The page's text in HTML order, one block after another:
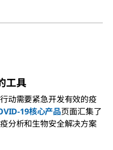
工具
动需要紧急开发有效的疫
19核心产品页面汇集了
分析和生物安全解决方案